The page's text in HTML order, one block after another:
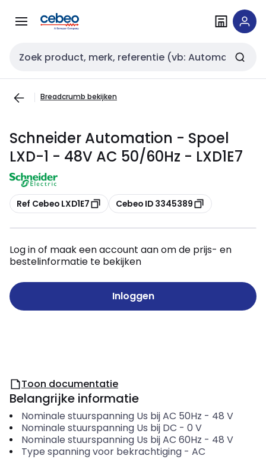
naar
naar
Zoekveld invoer
Breadcrumb bekijken
Schneider Automation - Spoel
LXD-1 - 48V AC 50/60Hz - LXD1E7
Kopiëren
Ref Cebeo LXD1E7 Kopiëren
Cebeo ID 3345389
Log in of maak een account aan om de prijs- en
bestelinformatie te bekijken
Inloggen
Toon documentatie
Belangrijke informatie
Nominale stuurspanning Us bij AC 50Hz - 48 V
Nominale stuurspanning Us bij DC - 0 V
Nominale stuurspanning Us bij AC 60Hz - 48 V
Type spanning voor bekrachtiging- AC